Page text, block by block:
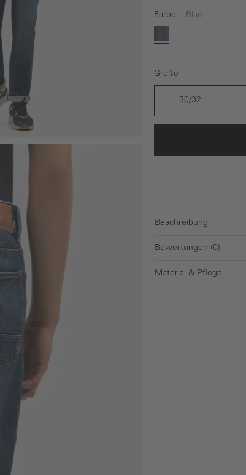
Farbe Blau
Blau
Größe
30/32
Beschreibung
Bewertungen (0)
Material & Pflege